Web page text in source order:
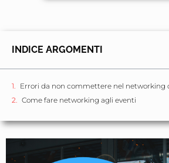
INDICE ARGOMENTI
Errori da non commettere nel networking
Come fare networking agli eventi